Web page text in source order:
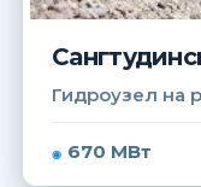
Гидроузел на
670 МВт